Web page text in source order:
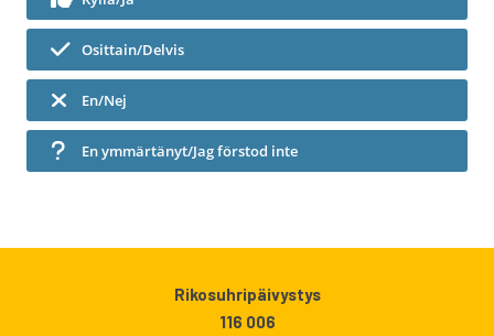
Osittain/Delvis
En/Nej
En ymmärtänyt/Jag förstod inte
Rikosuhripäivystys
116 006